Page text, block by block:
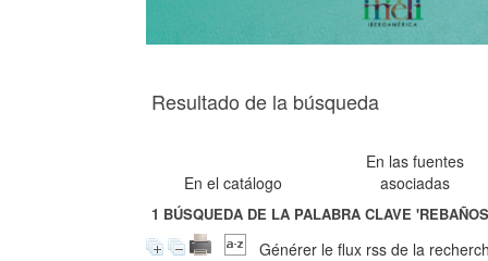
Resultado de la búsqueda
En el catálogo
En las fuentes
asociadas
1 BÚSQUEDA DE LA PALABRA CLAVE
Générer le flux rss de la